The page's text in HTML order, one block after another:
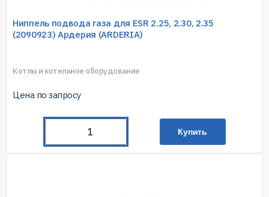
Ниппель подвода газа для ESR 2.25, 2.30, 2.35
(2090923) Ардерия (ARDERIA)
Котлы и котельное оборудование
Цена по запросу
Купить